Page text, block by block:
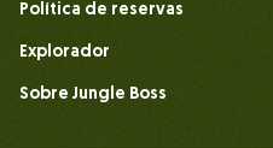
Política de reservas
Explorador
Sobre Jungle Boss